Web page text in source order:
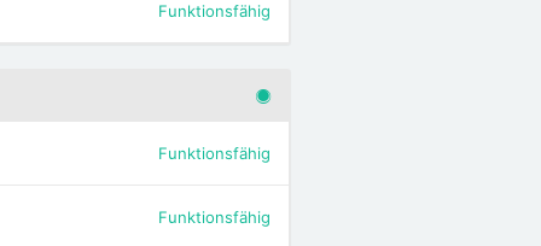
Funktionsfähig
Funktionsfähig
Funktionsfähig